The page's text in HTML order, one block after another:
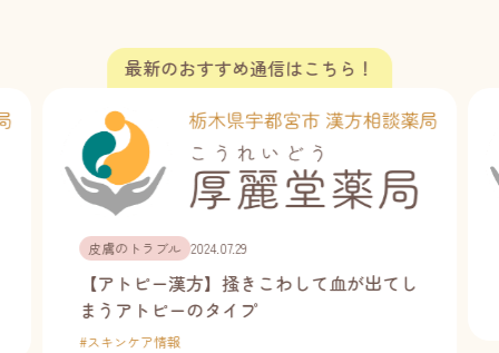
皮膚のトラブル 2024.07.29
【アトピー漢方】掻きこわして血が出てし
まうアトピーのタイプ
#スキンケア情報